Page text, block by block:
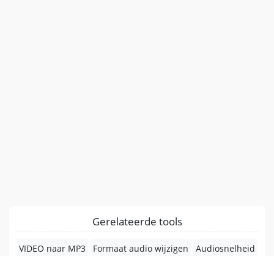
Gerelateerde tools
VIDEO naar MP3 Formaat audio wijzigen
Audiosnelheid